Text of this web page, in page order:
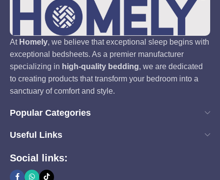
At Homely, we believe that exceptional sleep begins with
exceptional bedsheets. As a premier manufacturer
specializing in high-quality bedding, we are dedicated
to creating products that transform your bedroom into a
sanctuary of comfort and style.
Popular Categories
Useful Links
Social links: